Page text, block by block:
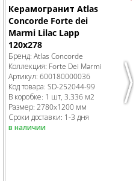
Керамогранит Atlas
Concorde Forte dei
Marmi Lilac Lapp
120x278
Бренд: Atlas Concorde
Коллекция: Forte Dei Marmi
Артикул: 600180000036
Код товара: SD-252044-99
В коробке: 1 шт, 3.336 м2
Размер: 2780x1200 мм
Сроки доставки: 1-3 дня
в наличии